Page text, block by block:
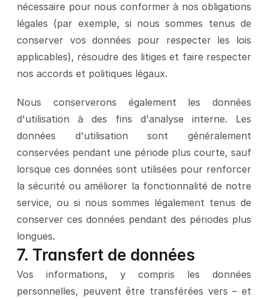
nécessaire pour nous conformer à nos obligations
légales (par exemple, si nous sommes tenus de
conserver vos données pour respecter les lois
applicables), résoudre des litiges et faire respecter
nos accords et politiques légaux.
Nous conserverons également les données
d'utilisation à des fins d'analyse interne. Les
données d'utilisation sont généralement
conservées pendant une période plus courte, sauf
lorsque ces données sont utilisées pour renforcer
la sécurité ou améliorer la fonctionnalité de notre
service, ou si nous sommes légalement tenus de
conserver ces données pendant des périodes plus
longues.
7. Transfert de données
Vos informations, y compris les données
personnelles, peuvent être transférées vers – et